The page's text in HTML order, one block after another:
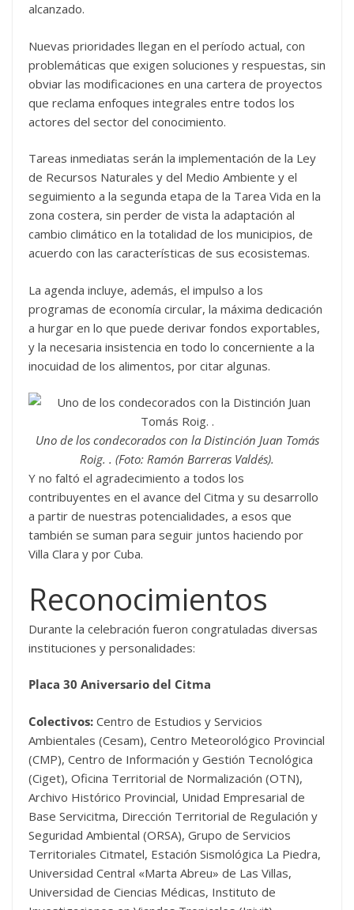
alcanzado.
Nuevas prioridades llegan en el período actual, con
problemáticas que exigen soluciones y respuestas, sin
obviar las modificaciones en una cartera de proyectos
que reclama enfoques integrales entre todos los
actores del sector del conocimiento.
Tareas inmediatas serán la implementación de la Ley
de Recursos Naturales y del Medio Ambiente y el
seguimiento a la segunda etapa de la Tarea Vida en la
zona costera, sin perder de vista la adaptación al
cambio climático en la totalidad de los municipios, de
acuerdo con las características de sus ecosistemas.
La agenda incluye, además, el impulso a los
programas de economía circular, la máxima dedicación
a hurgar en lo que puede derivar fondos exportables,
y la necesaria insistencia en todo lo concerniente a la
inocuidad de los alimentos, por citar algunas.
Uno de los condecorados con la Distinción Juan Tomás
Roig. . (Foto: Ramón Barreras Valdés).
Y no faltó el agradecimiento a todos los
contribuyentes en el avance del Citma y su desarrollo
a partir de nuestras potencialidades, a esos que
también se suman para seguir juntos haciendo por
Villa Clara y por Cuba.
Reconocimientos
Durante la celebración fueron congratuladas diversas
instituciones y personalidades:
Placa 30 Aniversario del Citma
Colectivos: Centro de Estudios y Servicios
Ambientales (Cesam), Centro Meteorológico Provincial
(CMP), Centro de Información y Gestión Tecnológica
(Ciget), Oficina Territorial de Normalización (OTN),
Archivo Histórico Provincial, Unidad Empresarial de
Base Servicitma, Dirección Territorial de Regulación y
Seguridad Ambiental (ORSA), Grupo de Servicios
Territoriales Citmatel, Estación Sismológica La Piedra,
Universidad Central «Marta Abreu» de Las Villas,
Universidad de Ciencias Médicas, Instituto de